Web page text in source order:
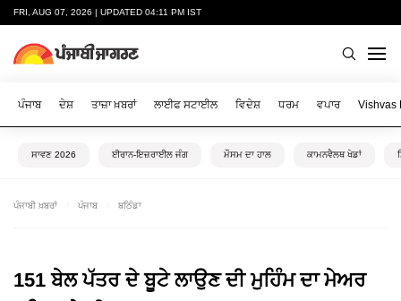
FRI, AUG 07, 2026 | UPDATED 04:11 PM IST
ਪੰਜਾਬ ਦੇਸ਼ ਤਾਜ਼ਾ ਖ਼ਬਰਾਂ ਲਾਈਫ ਸਟਾਈਲ ਵਿਦੇਸ਼ ਧਰਮ ਵਪਾਰ Vishvas
ਸਾਵਣ 2026 ਈਰਾਨ-ਇਜ਼ਰਾਈਲ ਜੰਗ ਮੌਸਮ ਦਾ ਹਾਲ ਕਾਮਨਵੈਲਥ ਖੇਡਾਂ
ਪੰਜਾਬੀ ਖ਼ਬਰਾਂ ਪੰਜਾਬ ਬਠਿੰਡਾ
151 ਬੇਲ ਪੱਤਰ ਦੇ ਬੂਟੇ ਲਾਉਣ ਦੀ ਮੁਹਿੰਮ ਦਾ ਮੇਅਰ